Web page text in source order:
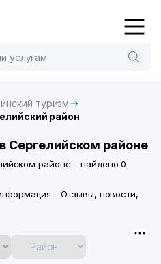
туризм
район
Сергелийском районе
районе - найдено 0
- Отзывы, новости,